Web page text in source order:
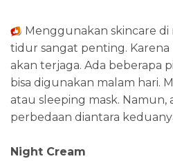
Menggunakan skincare
tidur sangat penting.
akan terjaga. Ada beberapa
bisa digunakan malam hari.
atau sleeping mask. Namun,
perbedaan diantara
Night Cream